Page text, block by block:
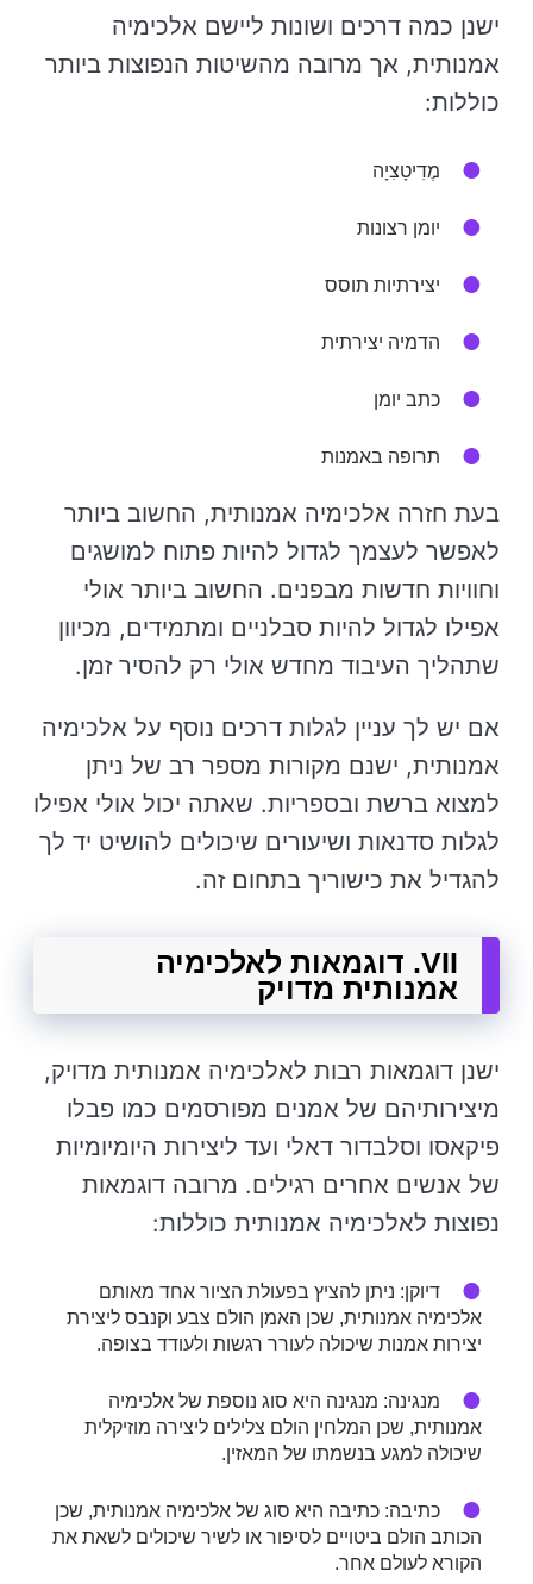
ישנן כמה דרכים ושונות ליישם אלכימיה
אמנותית, אך מרובה מהשיטות הנפוצות ביותר
כוללות:
מֶדִיטָצִיָה
יומן רצונות
יצירתיות תוסס
הדמיה יצירתית
כתב יומן
תרופה באמנות
בעת חזרה אלכימיה אמנותית, החשוב ביותר
לאפשר לעצמך לגדול להיות פתוח למושגים
וחוויות חדשות מבפנים. החשוב ביותר אולי
אפילו לגדול להיות סבלניים ומתמידים, מכיוון
שתהליך העיבוד מחדש אולי רק להסיר זמן.
אם יש לך עניין לגלות דרכים נוסף על אלכימיה
אמנותית, ישנם מקורות מספר רב של ניתן
למצוא ברשת ובספריות. שאתה יכול אולי אפילו
לגלות סדנאות ושיעורים שיכולים להושיט יד לך
להגדיל את כישוריך בתחום זה.
VII. דוגמאות לאלכימיה
אמנותית מדויק
ישנן דוגמאות רבות לאלכימיה אמנותית מדויק,
מיצירותיהם של אמנים מפורסמים כמו פבלו
פיקאסו וסלבדור דאלי ועד ליצירות היומיומיות
של אנשים אחרים רגילים. מרובה דוגמאות
נפוצות לאלכימיה אמנותית כוללות:
דיוקן: ניתן להציץ בפעולת הציור אחד מאותם
אלכימיה אמנותית, שכן האמן הולם צבע וקנבס ליצירת
יצירות אמנות שיכולה לעורר רגשות ולעודד בצופה.
מנגינה: מנגינה היא סוג נוספת של אלכימיה
אמנותית, שכן המלחין הולם צלילים ליצירה מוזיקלית
שיכולה למגע בנשמתו של המאזין.
כתיבה: כתיבה היא סוג של אלכימיה אמנותית, שכן
הכותב הולם ביטויים לסיפור או לשיר שיכולים לשאת את
הקורא לעולם אחר.